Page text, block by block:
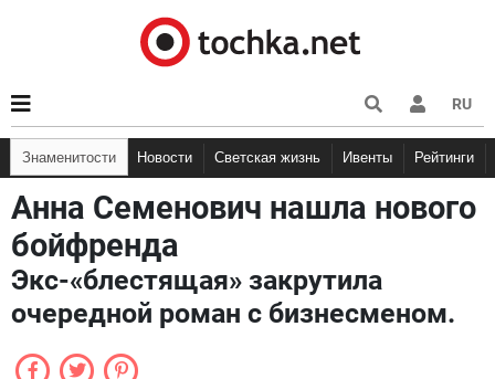
RU
Знаменитости Новости Светская жизнь Ивенты Рейтинги
Анна Семенович нашла нового
бойфренда
Экс-«блестящая» закрутила
очередной роман с бизнесменом.